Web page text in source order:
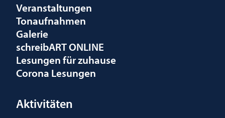
Veranstaltungen
Tonaufnahmen
Galerie
schreibART ONLINE
Lesungen für zuhause
Corona Lesungen
Aktivitäten